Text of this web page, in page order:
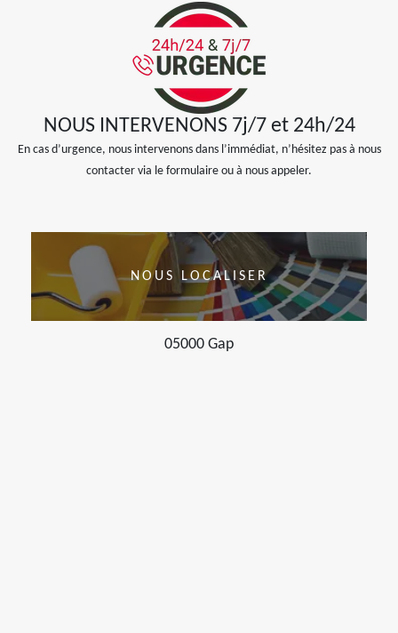
NOUS INTERVENONS 7j/7 et 24h/24
En cas d’urgence, nous intervenons dans l’immédiat, n’hésitez pas à nous
contacter via le formulaire ou à nous appeler.
NOUS LOCALISER
05000 Gap